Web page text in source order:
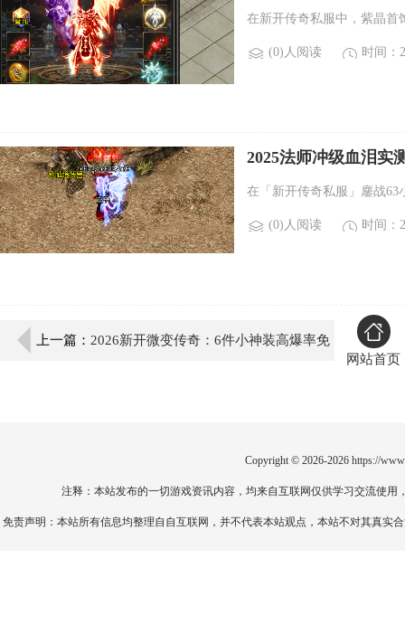
在新开传奇私服中，紫晶首
(0)人阅读 时间：
2025法师冲级血泪实
在「新开传奇私服」鏖战
(0)人阅读 时间：
上一篇： 2026新开微变传奇：6件小神装高爆率免
网站首页
Copyright © 2026-2026 https://
注释：本站发布的一切游戏资讯内容，均来自互联网仅供学习交流使
免责声明：本站所有信息均整理自自互联网，并不代表本站观点，本站不对其真实